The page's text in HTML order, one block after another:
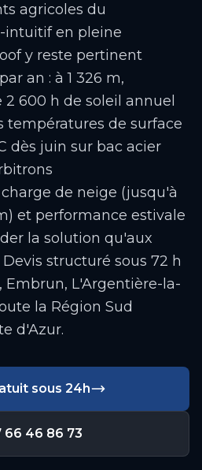
agricoles du
intuitif en pleine
y reste pertinent
an : à 1 326 m,
600 h de soleil annuel
températures de surface
dès juin sur bac acier
de neige (jusqu'à
et performance estivale
la solution qu'aux
structuré sous 72 h
Embrun, L'Argentière-la-
la Région Sud
d'Azur.
sous 24h
66 46 86 73